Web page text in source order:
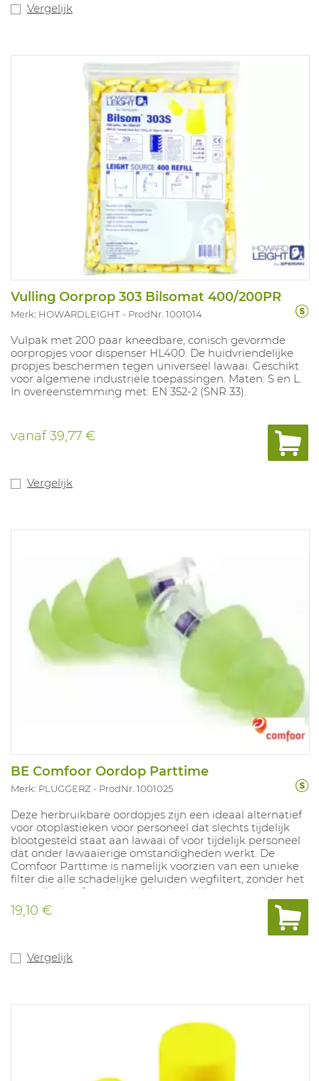
Vergelijk
Vulling Oorprop 303 Bilsomat 400/200PR
Merk: HOWARDLEIGHT ProdNr. 1001014
Vulpak met 200 paar kneedbare, conisch gevormde
oorpropjes voor dispenser HL400. De huidvriendelijke
propjes beschermen tegen universeel lawaai. Geschikt
voor algemene industriële toepassingen. Maten: S en L.
In overeenstemming met: EN 352-2 (SNR 33).
vanaf39,77 €
Vergelijk
BE Comfoor Oordop Parttime
Merk: PLUGGERZ ProdNr. 1001025
Deze herbruikbare oordopjes zijn een ideaal alternatief
voor otoplastieken voor personeel dat slechts tijdelijk
blootgesteld staat aan lawaai of voor tijdelijk personeel
dat onder lawaaierige omstandigheden werkt. De
Comfoor Parttime is namelijk voorzien van een unieke
filter die alle schadelijke geluiden wegfiltert, zonder het
oor volledig af te sluiten. Hierdoor blijven gesprekken en
het omgevingsgeluid hoorbaar en blijft het
evenwichtsgevoel behouden. Hij is vervaardigd van
huidvriendelijk, duurzaam siliconenmateriaal dat zich
goede afdichting en prima draagcomfort. Dankzij de
met kledingclip. Beschikbaar in: groen.
19,10 €
Vergelijk